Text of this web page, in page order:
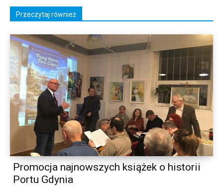
Przeczytaj również
Promocja najnowszych książek o historii
Portu Gdynia